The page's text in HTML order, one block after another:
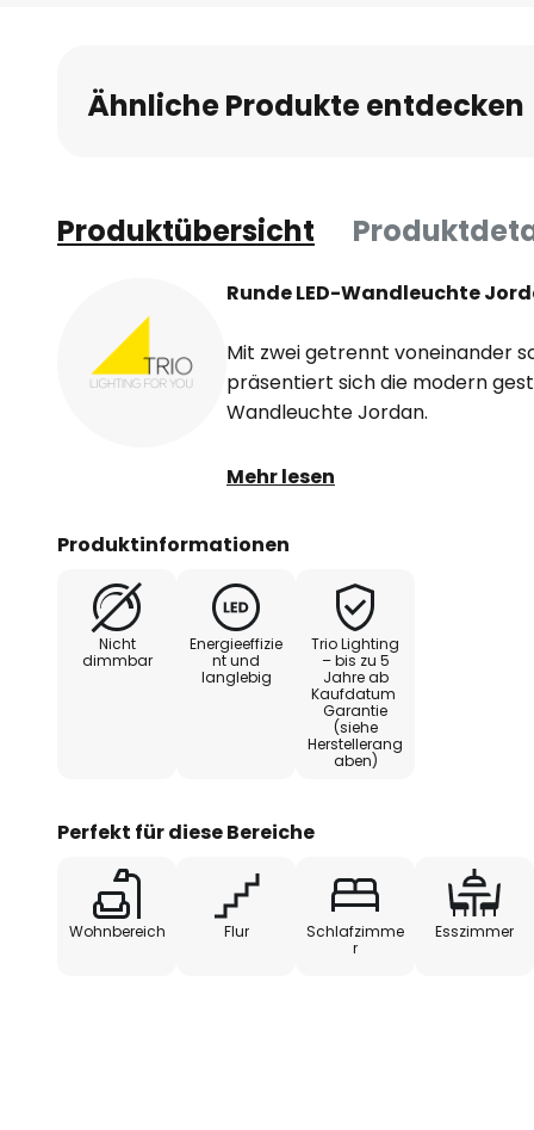
Bildgalerie
springen
Ähnliche Produkte entdecken
Produktübersicht
Runde LED-Wandleuchte
Mit zwei getrennt voneinander
präsentiert sich die modern
Wandleuchte Jordan.
Zusätzlich zur ringförmigen
Lichtring entstehen lässt, ist
Strahler wird über einen
Wandhalterung geschaltet, der
Schnurschalter.
Mehr lesen
Produktinformationen
Nicht
dimmbar
Energieeffizie
nt und
langlebig
Trio Lighting
– bis zu 5
Jahre ab
Kaufdatum
Garantie
(siehe
Herstellerang
aben)
Perfekt für diese Bereiche
Wohnbereich Flur
Schlafzimme
r
Esszimmer